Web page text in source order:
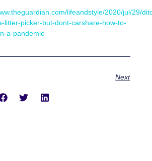
lifeandstyle/2020/jul/29/
litter-picker-but-dont-carshare-how-to-
a-pandemic
Next